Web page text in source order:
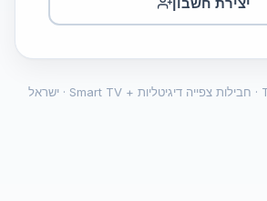
חבילות צפייה דיגיטליות + Smart TV · ישראל